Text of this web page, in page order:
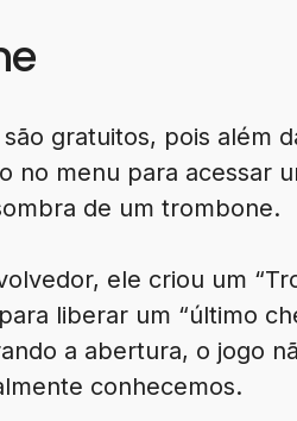
gratuitos, pois além
menu para acessar
de um trombone.
ele criou um
liberar um “último
a abertura, o jogo
conhecemos.